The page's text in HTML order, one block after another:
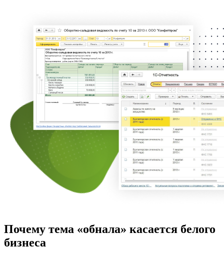
Почему тема «обнала» касается белого
бизнеса